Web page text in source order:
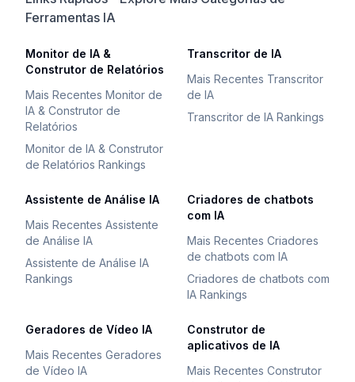
Ferramentas IA
Monitor de IA &
Construtor de Relatórios
Mais Recentes Monitor de
IA & Construtor de
Relatórios
Monitor de IA & Construtor
de Relatórios Rankings
Transcritor de IA
Mais Recentes Transcritor
de IA
Transcritor de IA Rankings
Assistente de Análise IA
Mais Recentes Assistente
de Análise IA
Assistente de Análise IA
Rankings
Criadores de chatbots
com IA
Mais Recentes Criadores
de chatbots com IA
Criadores de chatbots com
IA Rankings
Geradores de Vídeo IA
Mais Recentes Geradores
de Vídeo IA
Construtor de
aplicativos de IA
Mais Recentes Construtor